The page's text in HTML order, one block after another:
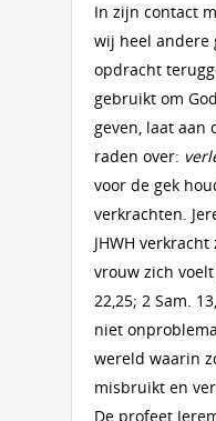
In zijn contact
wij heel andere
opdracht
gebruikt om
geven, laat
raden over:
voor de gek
verkrachten.
JHWH
vrouw zich voelt
22,25; 2 Sam.
niet
wereld waarin
misbruikt en
De profeet